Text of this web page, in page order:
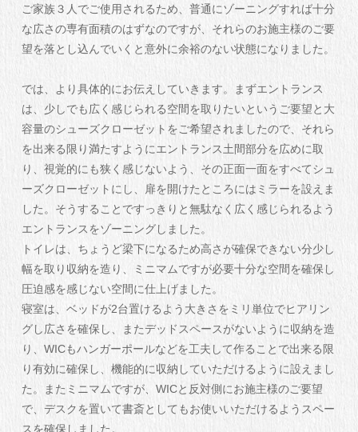
ご家族３人でご使用されるため、普通にゾーニングすれば十分
な広さの専有面積のはずなのですが、それらのお施主様のご要
望を落とし込んでいくと意外に余裕のない状態になりました。
では、より具体的にお伝えしていきます。まずエントランス
は、少しでも広く感じられる空間を取りたいというご要望と大
容量のシューズクローゼットをご希望されましたので、それら
を出来る限り満たすようにエントランス土間部分を広めに取
り、視覚的にも狭く感じないよう、その正面一面をすべてシュ
ーズクローゼットにし、扉を開けたところにはミラーを設えま
した。そうすることですっきりと無駄なく広く感じられるよう
エントランスをゾーニングしました。
トイレは、ちょうど梁下になるため高さが確保できない分少し
幅を取り収納を造り、ミニマムですが必要十分な空間を確保し
圧迫感を感じない空間に仕上げました。
寝室は、ベッドが2台置けるよう大きさをミリ単位でヒアリン
グし広さを確保し、またデッドスペースがないように収納を造
り、WICもハンガーポールなどを工夫して作ることで出来る限
り有効に確保し、機能的に収納していただけるように設えまし
た。またミニマムですが、WICと反対側にお施主様のご要望
で、デスクを置いて書斎としてもお使いいただけるようスペー
スを確保しました。